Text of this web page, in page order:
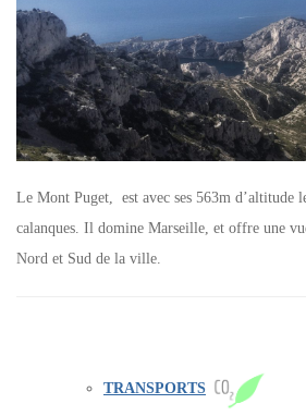
Le Mont Puget, est avec ses 563m d’altitude
calanques. Il domine Marseille, et offre une
Nord et Sud de la ville.
TRANSPORTS